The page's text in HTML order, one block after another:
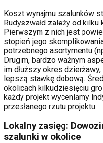
Koszt wynajmu szalunków
Rudyszwałd zależy od kilku
Pierwszym z nich jest
stopień jego
potrzebnego asortymentu
Drugim, bardzo ważnym
im dłuższy okres
lepszą stawkę dobową.
okolicach kilkudziesięciu
każdy projekt wyceniamy
przesłanego rzutu projektu.
Lokalny zasięg:
szalunki w okolice